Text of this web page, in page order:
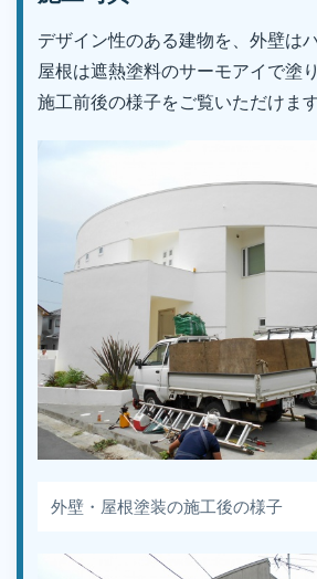
デザイン性のある建物を、外壁は
屋根は遮熱塗料のサーモアイで塗
施工前後の様子をご覧いただけます
外壁・屋根塗装の施工後の様子
株式会社丸巧